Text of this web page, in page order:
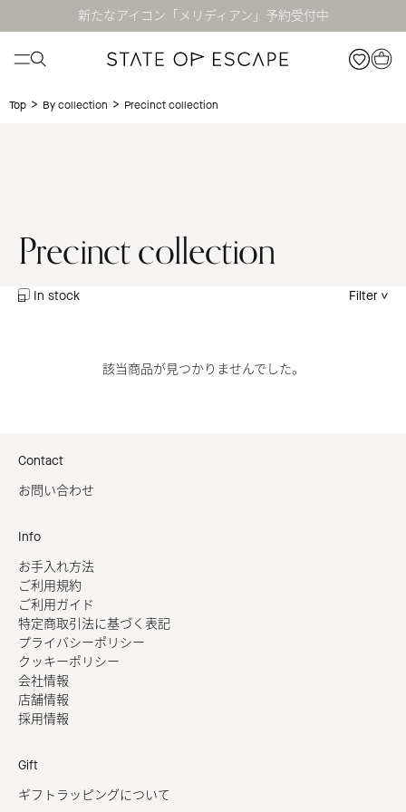
新たなアイコン「メリディアン」予約受付中
Top > By collection > Precinct collection
Precinct collection
In stock Filter
該当商品が見つかりませんでした。
Contact
お問い合わせ
Info
お手入れ方法
ご利用規約
ご利用ガイド
特定商取引法に基づく表記
プライバシーポリシー
クッキーポリシー
会社情報
店舗情報
採用情報
Gift
ギフトラッピングについて